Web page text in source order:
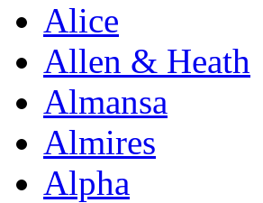
Alice
Allen & Heath
Almansa
Almires
Alpha